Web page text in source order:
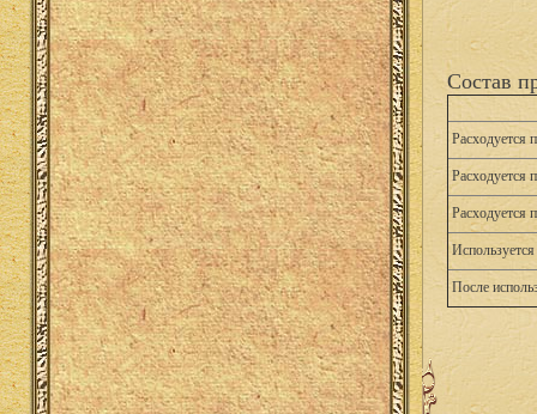
Состав
Расходуется
Расходуется
Расходуется
После